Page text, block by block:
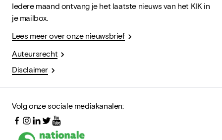
Iedere maand ontvang je het laatste nieuws van het KIK in
je mailbox.
Lees meer over onze nieuwsbrief
Auteursrecht
Disclaimer
Volg onze sociale mediakanalen: